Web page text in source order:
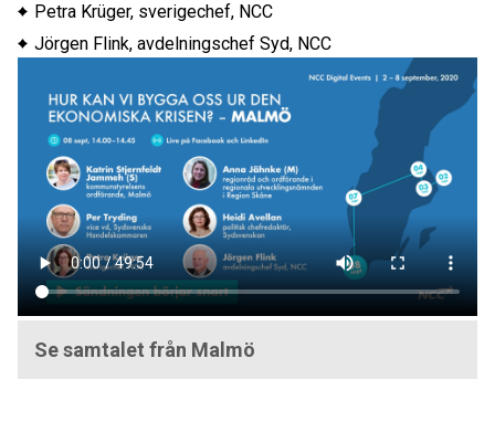
Petra Krüger, sverigechef, NCC
Jörgen Flink, avdelningschef Syd, NCC
Se samtalet från Malmö